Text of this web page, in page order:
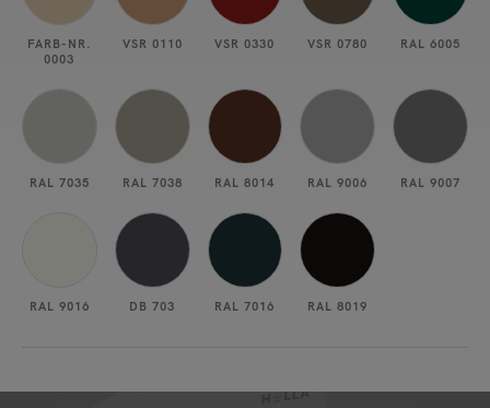
FARB-NR.
0003
VSR 0110 VSR 0330 VSR 0780 RAL 6005
RAL 7035 RAL 7038 RAL 8014 RAL 9006 RAL 9007
RAL 9016 DB 703 RAL 7016 RAL 8019